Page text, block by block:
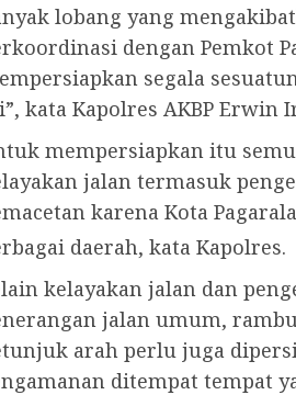
lobang yang
dengan Pemkot
segala
kata Kapolres AKBP Erwin
mempersiapkan itu
jalan termasuk
karena Kota
daerah, kata Kapolres.
kelayakan jalan dan
jalan umum,
arah perlu juga
ditempat tempat